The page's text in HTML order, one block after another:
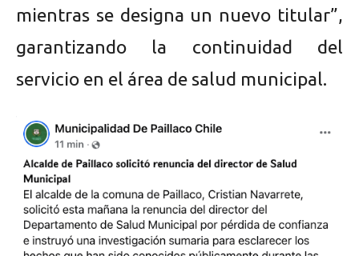
mientras se designa un nuevo titular”,
garantizando la continuidad del
servicio en el área de salud municipal.